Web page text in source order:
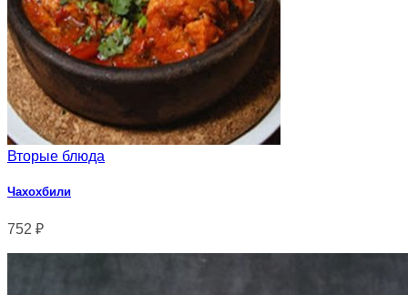
Вторые блюда
Чахохбили
752 ₽